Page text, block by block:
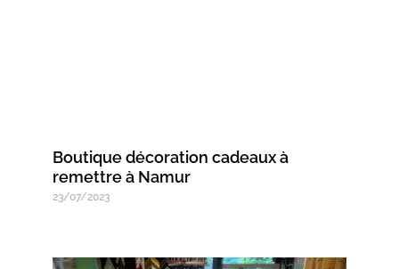
Boutique décoration cadeaux à
remettre à Namur
23/07/2023